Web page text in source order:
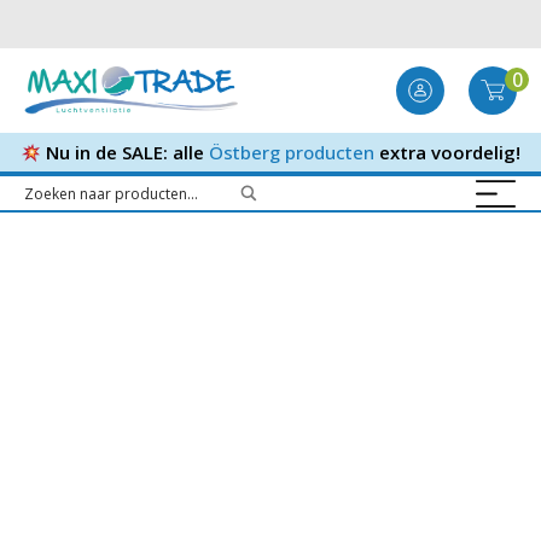
0
Nu in de SALE: alle Östberg producten extra voordelig!